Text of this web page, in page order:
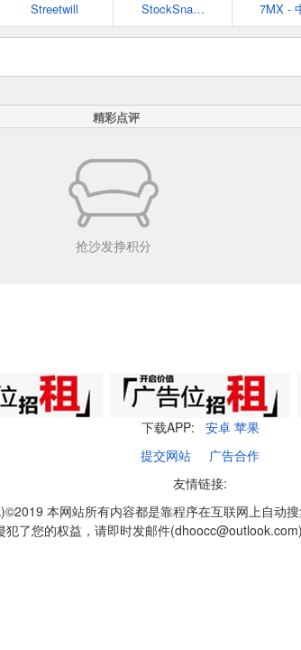
Streetwill StockSnap.io
精彩点评
抢沙发挣积分
下载APP: 安卓 苹果
提交网站
广告合作
友情链接:
本网站所有内容都是靠程序在互联网上自动搜
犯了您的权益，请即时发邮件